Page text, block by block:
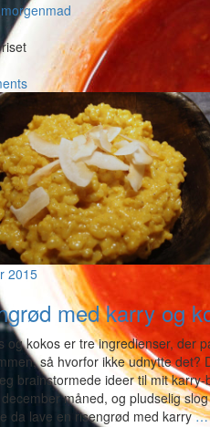
morgenmad
2015
med karry og
og kokos er tre ingredienser, der
så hvorfor ikke udnytte det?
brainstormede ideer til mit
måned, og pludselig
da lave en risengrød med karry…